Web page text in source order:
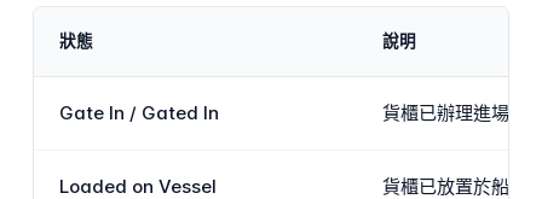
狀態 說明
Gate In / Gated In 貨櫃已辦理進場手
Loaded on Vessel 貨櫃已放置於船上